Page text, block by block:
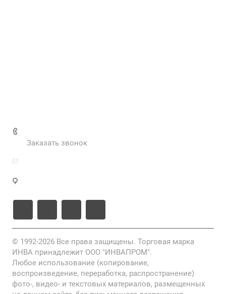
Заказать звонок
© 1992-2026 Все права защищены. Торговая марка
ИНВА принадлежит ООО "ИНВАПРОМ".
Любое использование (копирование,
воспроизведение, переработка, распространение)
фото-, видео- и текстовых материалов, размещенных